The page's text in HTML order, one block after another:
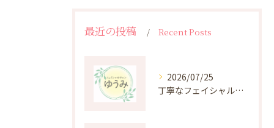
最近の投稿 Recent Posts
2026/07/25
丁寧なフェイシャルケアがもたらす肌悩み改善の秘密